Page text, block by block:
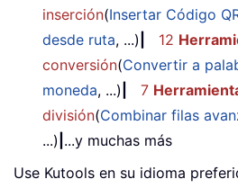
inserción(Insertar Código
desde ruta, ...) 12
conversión(Convertir a
moneda, ...) 7
división(Combinar filas
...) ...y muchas más
Use Kutools en su idioma